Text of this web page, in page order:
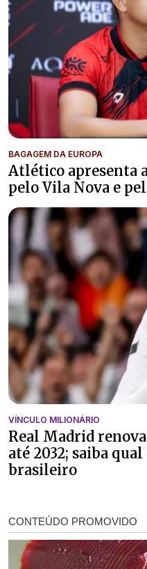
BAGAGEM DA EUROPA
Atlético apresenta
pelo Vila Nova e
VÍNCULO MILIONÁRIO
Real Madrid
até 2032; saiba
brasileiro